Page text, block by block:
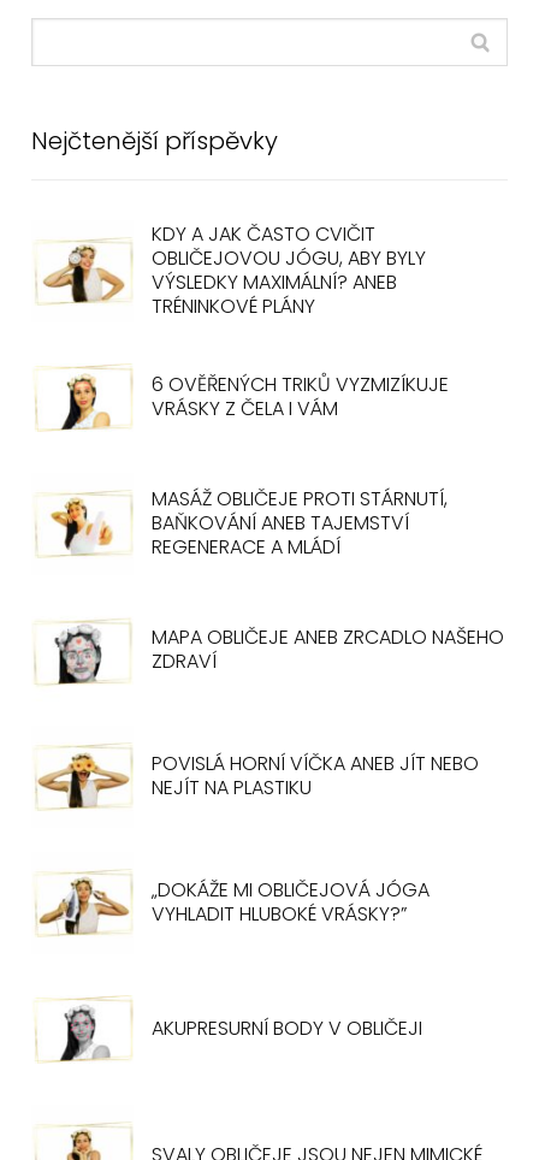
Nejčtenější příspěvky
KDY A JAK ČASTO CVIČIT
OBLIČEJOVOU JÓGU, ABY BYLY
VÝSLEDKY MAXIMÁLNÍ? ANEB
TRÉNINKOVÉ PLÁNY
6 OVĚŘENÝCH TRIKŮ VYZMIZÍKUJE
VRÁSKY Z ČELA I VÁM
MASÁŽ OBLIČEJE PROTI STÁRNUTÍ,
BAŇKOVÁNÍ ANEB TAJEMSTVÍ
REGENERACE A MLÁDÍ
MAPA OBLIČEJE ANEB ZRCADLO NAŠEHO
ZDRAVÍ
POVISLÁ HORNÍ VÍČKA ANEB JÍT NEBO
NEJÍT NA PLASTIKU
„DOKÁŽE MI OBLIČEJOVÁ JÓGA
VYHLADIT HLUBOKÉ VRÁSKY?”
AKUPRESURNÍ BODY V OBLIČEJI
SVALY OBLIČEJE JSOU NEJEN MIMICKÉ